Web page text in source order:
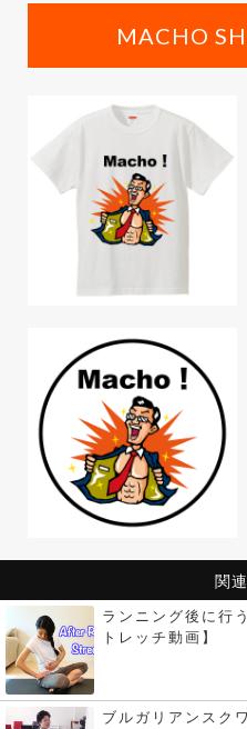
MACHO
関
ランニング後に行
トレッチ動画】
ブルガリアンスク